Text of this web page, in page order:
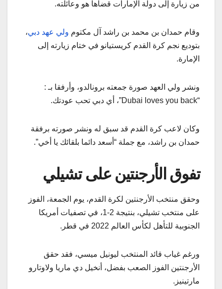
من زيارة إلى دولة الإمارات قضاها هو وعائلته.
وقام حمدان بن محمد بن راشد آل مكتوم ولي عهد دبي،
بتوديع نجم كرة القدم كريستيانو في ختام زيارته إلى
الإمارة.
ونشر ولي العهد صورة جمعته برونالدو، وأرفقا بـ :
“Dubai loves you back”، أي دبي تحب عودتك.
وكان لاعب كرة القدم قد سبق له ونشر صورته برفقة
حمدان بن راشد، مع جملة “أسعد دائما بلقائك يا أخي”.
تفوق الأرجنتين على تشيلي
وحقق منتخب الأرجنتين لكرة القدم، يوم الجمعة، الفوز
على منتخب تشيلي، بنتيجة 2-1، في تصفيات أمريكا
الجنوبية للتأهل لكأس العالم 2022 في قطر.
ورغم غياب قائد المنتخب ليونيل ميسي، فقد حقق
الأرجنتين الفوز الصعب بفضل، أنخيل دي ماريا ولاوتارو
مارتينيز.